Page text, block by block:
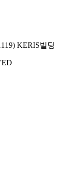
KERIS빌딩